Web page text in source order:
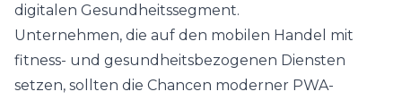
digitalen Gesundheitssegment.
Unternehmen, die auf den mobilen Handel mit
fitness- und gesundheitsbezogenen Diensten
setzen, sollten die Chancen moderner PWA-